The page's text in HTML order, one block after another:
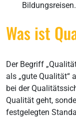
Bildungsreisen.
Was ist
Der Begriff
als „gute Qualität“
bei der
Qualität geht,
festgelegten